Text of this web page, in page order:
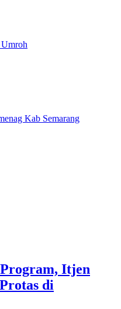
Kab Semarang
Itjen
di